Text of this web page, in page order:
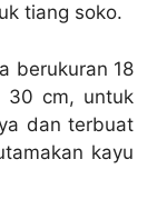
tiang soko.
berukuran 18
30 cm, untuk
dan terbuat
kayu